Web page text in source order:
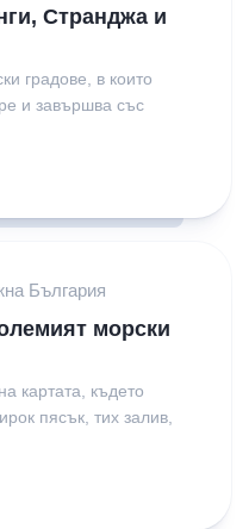
Странджа и
градове, в които
и завършва със
България
морски
картата, където
пясък, тих залив,